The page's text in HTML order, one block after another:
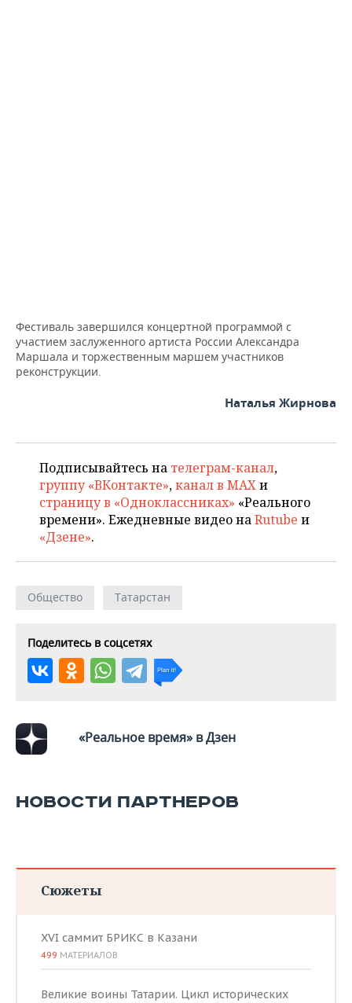
Фестиваль завершился концертной программой с
участием заслуженного артиста России Александра
Маршала и торжественным маршем участников
реконструкции.
Наталья Жирнова
Подписывайтесь на телеграм-канал,
группу «ВКонтакте»,канал в MAXи
страницу в «Одноклассниках» «Реального
времени». Ежедневные видео наRutube и
«Дзене».
Общество Татарстан
Поделитесь в соцсетях
«Реальное время» в Дзен
НОВОСТИ ПАРТНЕРОВ
Сюжеты
XVI саммит БРИКС в Казани
499 МАТЕРИАЛОВ
Великие воины Татарии. Цикл исторических